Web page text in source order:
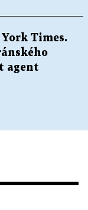
Times.
agent